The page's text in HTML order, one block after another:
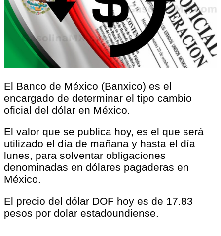
El Banco de México (Banxico) es el
encargado de determinar el tipo cambio
oficial del dólar en México.
El valor que se publica hoy, es el que será
utilizado el día de mañana y hasta el día
lunes, para solventar obligaciones
denominadas en dólares pagaderas en
México.
El precio del dólar DOF hoy es de 17.83
pesos por dolar estadoundiense.